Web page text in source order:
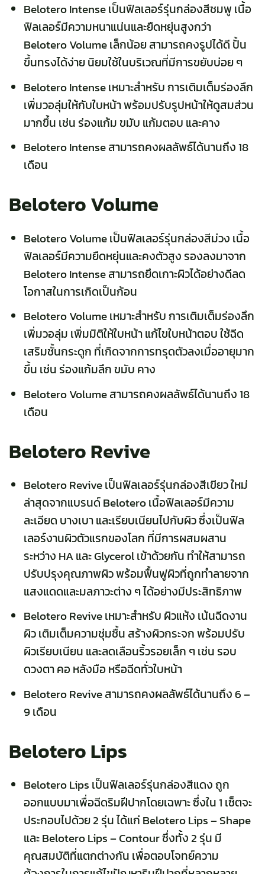
Belotero Intense เป็นฟิลเลอร์รุ่นกล่องสีชมพู เนื้อ
ฟิลเลอร์มีความหนาแน่นและยืดหยุ่นสูงกว่า
Belotero Volume เล็กน้อย สามารถคงรูปได้ดี ปั้น
ขึ้นทรงได้ง่าย นิยมใช้ในบริเวณที่มีการขยับบ่อย ๆ
Belotero Intense เหมาะสำหรับ การเติมเต็มร่องลึก
เพิ่มวอลุ่มให้กับใบหน้า พร้อมปรับรูปหน้าให้ดูสมส่วน
มากขึ้น เช่น ร่องแก้ม ขมับ แก้มตอบ และคาง
Belotero Intense สามารถคงผลลัพธ์ได้นานถึง 18
เดือน
Belotero Volume
Belotero Volume เป็นฟิลเลอร์รุ่นกล่องสีม่วง เนื้อ
ฟิลเลอร์มีความยืดหยุ่นและคงตัวสูง รองลงมาจาก
Belotero Intense สามารถยึดเกาะผิวได้อย่างดีลด
โอกาสในการเกิดเป็นก้อน
Belotero Volume เหมาะสำหรับ การเติมเต็มร่องลึก
เพิ่มวอลุ่ม เพิ่มมิติให้ใบหน้า แก้ไขใบหน้าตอบ ใช้ฉีด
เสริมชั้นกระดูก ที่เกิดจากการทรุดตัวลงเมื่ออายุมาก
ขึ้น เช่น ร่องแก้มลึก ขมับ คาง
Belotero Volume สามารถคงผลลัพธ์ได้นานถึง 18
เดือน
Belotero Revive
Belotero Revive เป็นฟิลเลอร์รุ่นกล่องสีเขียว ใหม่
ล่าสุดจากแบรนด์ Belotero เนื้อฟิลเลอร์มีความ
ละเอียด บางเบา และเรียบเนียนไปกับผิว ซึ่งเป็นฟิล
เลอร์งานผิวตัวแรกของโลก ที่มีการผสมผสาน
ระหว่าง HA และ Glycerol เข้าด้วยกัน ทำให้สามารถ
ปรับปรุงคุณภาพผิว พร้อมฟื้นฟูผิวที่ถูกทำลายจาก
แสงแดดและมลภาวะต่าง ๆ ได้อย่างมีประสิทธิภาพ
Belotero Revive เหมาะสำหรับ ผิวแห้ง เน้นฉีดงาน
ผิว เติมเต็มความชุ่มชื้น สร้างผิวกระจก พร้อมปรับ
ผิวเรียบเนียน และลดเลือนริ้วรอยเล็ก ๆ เช่น รอบ
ดวงตา คอ หลังมือ หรือฉีดทั่วใบหน้า
Belotero Revive สามารถคงผลลัพธ์ได้นานถึง 6 –
9 เดือน
Belotero Lips
Belotero Lips เป็นฟิลเลอร์รุ่นกล่องสีแดง ถูก
ออกแบบมาเพื่อฉีดริมฝีปากโดยเฉพาะ ซึ่งใน 1 เซ็ตจะ
ประกอบไปด้วย 2 รุ่น ได้แก่ Belotero Lips – Shape
และ Belotero Lips – Contour ซึ่งทั้ง 2 รุ่น มี
คุณสมบัติที่แตกต่างกัน เพื่อตอบโจทย์ความ